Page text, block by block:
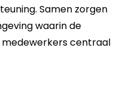
Samen zorgen
waarin de
medewerkers centraal